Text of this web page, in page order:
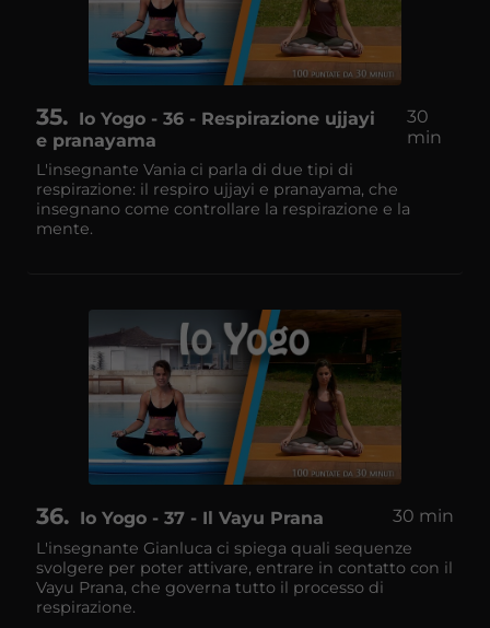
35
Io Yogo - 36 - Respirazione ujjayi
e pranayama
30
min
L'insegnante Vania ci parla di due tipi di
respirazione: il respiro ujjayi e pranayama, che
insegnano come controllare la respirazione e la
mente.
36 Io Yogo - 37 - Il Vayu Prana 30 min
L'insegnante Gianluca ci spiega quali sequenze
svolgere per poter attivare, entrare in contatto con il
Vayu Prana, che governa tutto il processo di
respirazione.